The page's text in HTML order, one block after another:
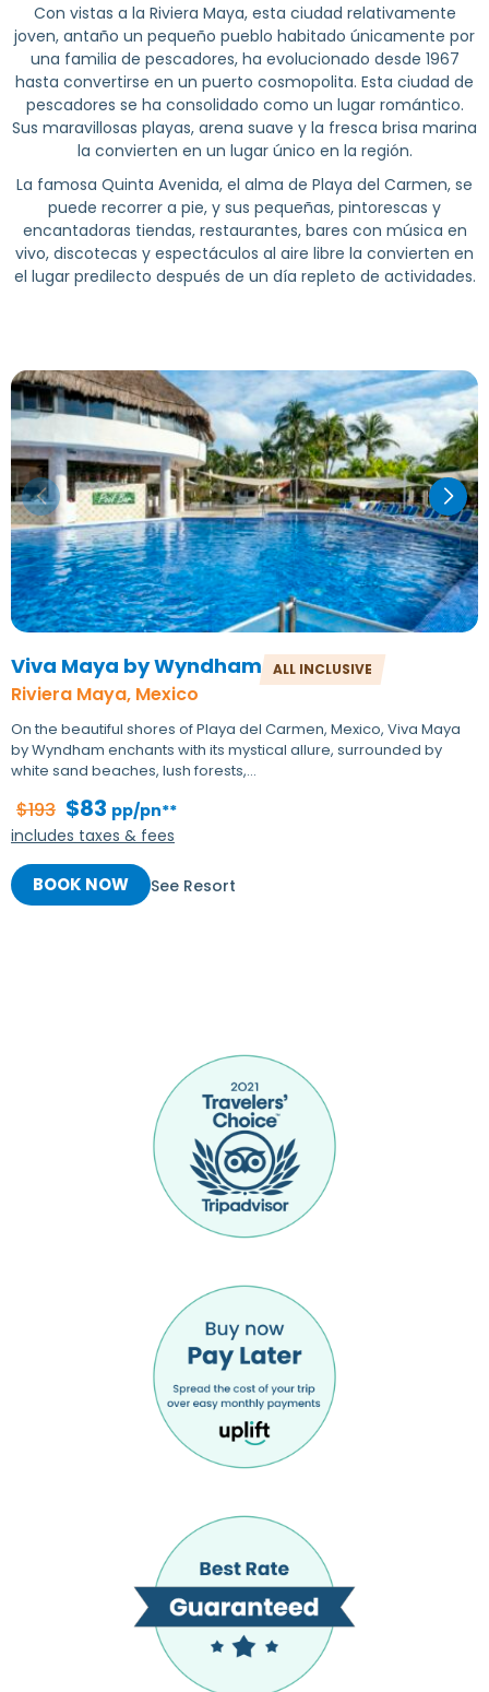
Con vistas a la Riviera Maya, esta ciudad relativamente
joven, antaño un pequeño pueblo habitado únicamente por
una familia de pescadores, ha evolucionado desde 1967
hasta convertirse en un puerto cosmopolita. Esta ciudad de
pescadores se ha consolidado como un lugar romántico.
Sus maravillosas playas, arena suave y la fresca brisa marina
la convierten en un lugar único en la región.
La famosa Quinta Avenida, el alma de Playa del Carmen, se
puede recorrer a pie, y sus pequeñas, pintorescas y
encantadoras tiendas, restaurantes, bares con música en
vivo, discotecas y espectáculos al aire libre la convierten en
el lugar predilecto después de un día repleto de actividades.
Viva Maya by Wyndham
Riviera Maya, Mexico
ALL INCLUSIVE
On the beautiful shores of Playa del Carmen, Mexico, Viva Maya
by Wyndham enchants with its mystical allure, surrounded by
white sand beaches, lush forests,…
$193 $83 pp/pn**
includes taxes & fees
BOOK NOW See Resort